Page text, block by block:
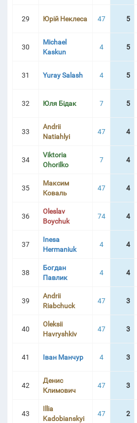
29 Юрій Неклеса 47 5
30
Michael
Kaskun
4 5
31 Yuray Salash 4 5
32 Юля Бідак 7 5
33
Andrii
Natiahlyi
47 4
34
Viktoria
Ohorilko
7 4
35
Максим
Коваль
47 4
36
Oleslav
Boychuk
74 4
37
Inesa
Hermaniuk
4 4
38
Богдан
Павлик
4 4
39
Andrii
Riabchuck
47 3
40
Oleksii
Havryshkiv
47 3
41 Іван Манчур 4 3
42
Денис
Климович
47 3
43
Illia
Kadobianskyi
47 2